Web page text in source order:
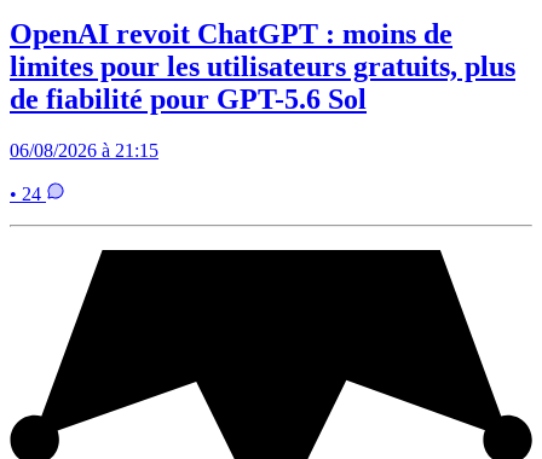
OpenAI revoit ChatGPT : moins de
limites pour les utilisateurs gratuits, plus
de fiabilité pour GPT-5.6 Sol
06/08/2026 à 21:15
• 24